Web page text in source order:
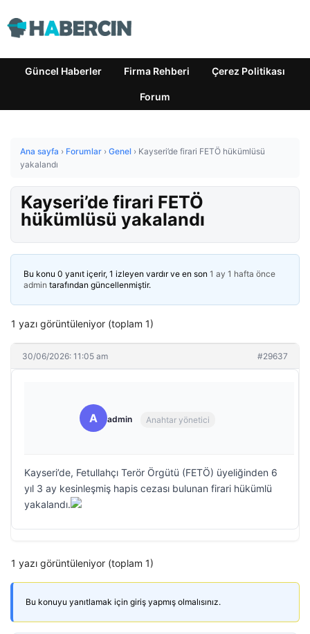
Güncel Haberler Firma Rehberi Çerez Politikası
Forum
Ana sayfa › Forumlar › Genel › Kayseri’de firari FETÖ hükümlüsü
yakalandı
Kayseri’de firari FETÖ
hükümlüsü yakalandı
Bu konu 0 yanıt içerir, 1 izleyen vardır ve en son 1 ay 1 hafta önce
admin tarafından güncellenmiştir.
1 yazı görüntüleniyor (toplam 1)
30/06/2026: 11:05 am #29637
A admin Anahtar yönetici
Kayseri’de, Fetullahçı Terör Örgütü (FETÖ) üyeliğinden 6
yıl 3 ay kesinleşmiş hapis cezası bulunan firari hükümlü
yakalandı.
1 yazı görüntüleniyor (toplam 1)
Bu konuyu yanıtlamak için giriş yapmış olmalısınız.